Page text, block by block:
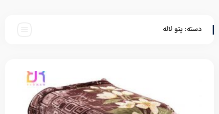
دسته: پتو لاله